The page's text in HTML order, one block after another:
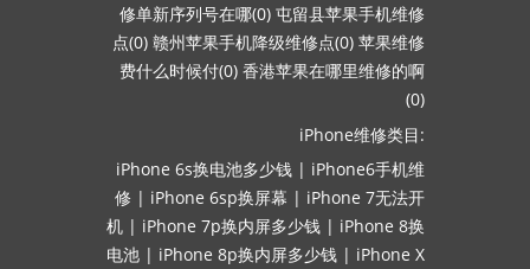
修单新序列号在哪(0) 屯留县苹果手机维修
点(0) 赣州苹果手机降级维修点(0) 苹果维修
费什么时候付(0) 香港苹果在哪里维修的啊
(0)
iPhone维修类目:
iPhone 6s换电池多少钱 | iPhone6手机维
修 | iPhone 6sp换屏幕 | iPhone 7无法开
机 | iPhone 7p换内屏多少钱 | iPhone 8换
电池 | iPhone 8p换内屏多少钱 | iPhone X